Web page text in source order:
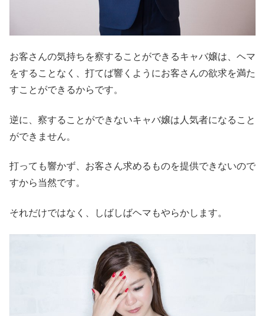
お客さんの気持ちを察することができるキャバ嬢は、ヘマ
をすることなく、打てば響くようにお客さんの欲求を満た
すことができるからです。
逆に、察することができないキャバ嬢は人気者になること
ができません。
打っても響かず、お客さん求めるものを提供できないので
すから当然です。
それだけではなく、しばしばヘマもやらかします。